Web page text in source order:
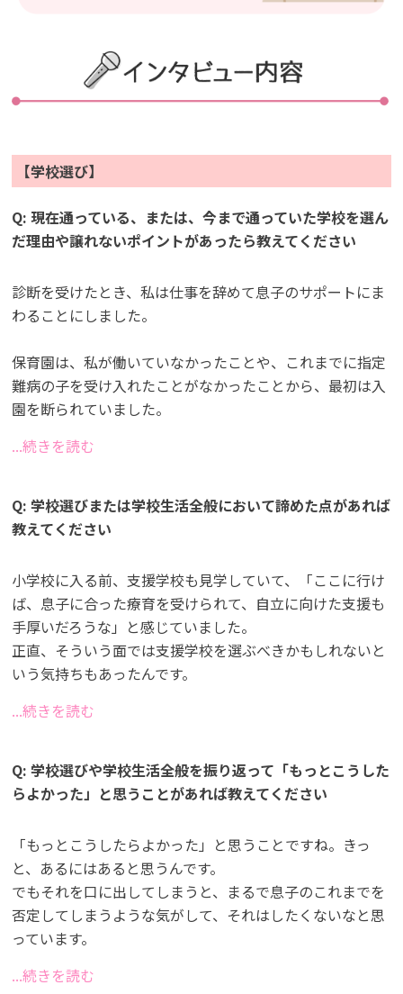
【学校選び】
Q: 現在通っている、または、今まで通っていた学校を選ん
だ理由や譲れないポイントがあったら教えてください
診断を受けたとき、私は仕事を辞めて息子のサポートにま
わることにしました。
保育園は、私が働いていなかったことや、これまでに指定
難病の子を受け入れたことがなかったことから、最初は入
園を断られていました。
...続きを読む
Q: 学校選びまたは学校生活全般において諦めた点があれば
教えてください
小学校に入る前、支援学校も見学していて、「ここに行け
ば、息子に合った療育を受けられて、自立に向けた支援も
手厚いだろうな」と感じていました。
正直、そういう面では支援学校を選ぶべきかもしれないと
いう気持ちもあったんです。
...続きを読む
Q: 学校選びや学校生活全般を振り返って「もっとこうした
らよかった」と思うことがあれば教えてください
「もっとこうしたらよかった」と思うことですね。きっ
と、あるにはあると思うんです。
でもそれを口に出してしまうと、まるで息子のこれまでを
否定してしまうような気がして、それはしたくないなと思
っています。
...続きを読む